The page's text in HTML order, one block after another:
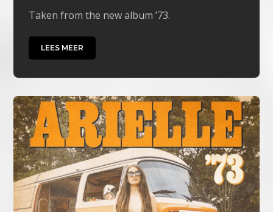
Taken from the new album ’73.
LEES MEER